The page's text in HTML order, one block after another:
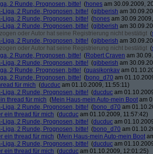
2 Runde, Prognosen, bitte! (hones am 30.09.2009,
Liga, 2 Runde, Prognosen, bitte! (gibberish am
Liga, 2 Runde, Prognosen, bitte! (hones am
Liga, 2 Runde, Prognosen, bitte! (gibberish am
oder Autor hat seine Registrierung nicht bestätigt (
Liga, 2 Runde, Prognosen, bitte! (gibberish am
oder Autor hat seine Registrierung nicht bestätigt (
2 Runde, Prognosen, bitte! (Robert Craven am
Liga, 2 Runde, Prognosen, bitte! (gibberish am
2 Runde, Prognosen, bitte! (quasikonkav am
2 Runde, Prognosen, bitte! (bono_d70 am
für mich (ducduc am 01.10.2009, 11:55:11)
Liga, 2 Runde, Prognosen, bitte! (ducduc am
thread für mich (Mein Haus-mein Auto-mein Boot am
Liga, 2 Runde, Prognosen, bitte! (bono_d70 am
ein thread für mich (ducduc am 01.10.2009, 11:57:42)
Liga, 2 Runde, Prognosen, bitte! (ducduc am
Liga, 2 Runde, Prognosen, bitte! (bono_d70 am
ein thread für mich (Mein Haus-mein Auto-mein Boot
Liga, 2 Runde, Prognosen, bitte! (ducduc am
ein thread für mich (ducduc am 01.10.2009, 12:01:25)